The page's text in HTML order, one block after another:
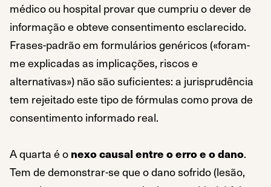
médico ou hospital provar que cumpriu o dever de
informação e obteve consentimento esclarecido.
Frases-padrão em formulários genéricos («foram-
me explicadas as implicações, riscos e
alternativas») não são suficientes: a jurisprudência
tem rejeitado este tipo de fórmulas como prova de
consentimento informado real.
A quarta é o nexo causal entre o erro e o dano.
Tem de demonstrar-se que o dano sofrido (lesão,